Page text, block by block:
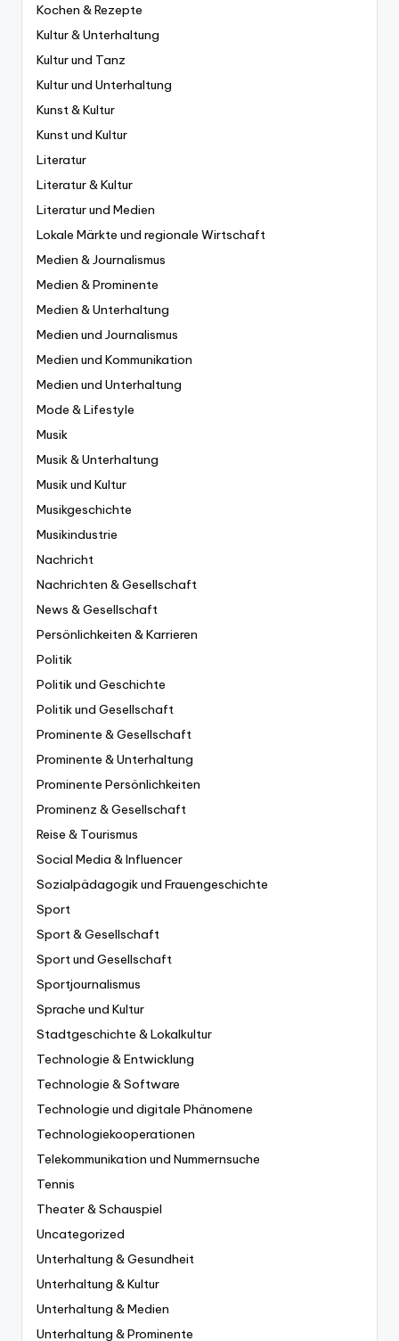
Kochen & Rezepte
Kultur & Unterhaltung
Kultur und Tanz
Kultur und Unterhaltung
Kunst & Kultur
Kunst und Kultur
Literatur
Literatur & Kultur
Literatur und Medien
Lokale Märkte und regionale Wirtschaft
Medien & Journalismus
Medien & Prominente
Medien & Unterhaltung
Medien und Journalismus
Medien und Kommunikation
Medien und Unterhaltung
Mode & Lifestyle
Musik
Musik & Unterhaltung
Musik und Kultur
Musikgeschichte
Musikindustrie
Nachricht
Nachrichten & Gesellschaft
News & Gesellschaft
Persönlichkeiten & Karrieren
Politik
Politik und Geschichte
Politik und Gesellschaft
Prominente & Gesellschaft
Prominente & Unterhaltung
Prominente Persönlichkeiten
Prominenz & Gesellschaft
Reise & Tourismus
Social Media & Influencer
Sozialpädagogik und Frauengeschichte
Sport
Sport & Gesellschaft
Sport und Gesellschaft
Sportjournalismus
Sprache und Kultur
Stadtgeschichte & Lokalkultur
Technologie & Entwicklung
Technologie & Software
Technologie und digitale Phänomene
Technologiekooperationen
Telekommunikation und Nummernsuche
Tennis
Theater & Schauspiel
Uncategorized
Unterhaltung & Gesundheit
Unterhaltung & Kultur
Unterhaltung & Medien
Unterhaltung & Prominente